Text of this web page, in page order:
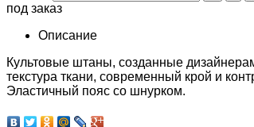
под заказ
Описание
Культовые штаны, созданные
текстура ткани, современный крой и
Эластичный пояс сo шнурком.